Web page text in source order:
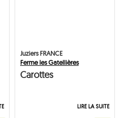
Juziers FRANCE
Ferme les Gatellières
Carottes
LIRE LA SUITE